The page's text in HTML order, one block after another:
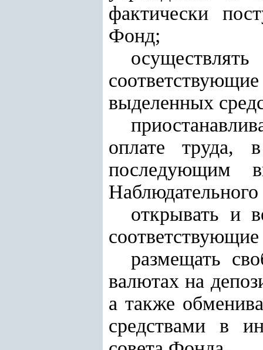
фактически
Фонд;
выделенных
оплате труда,
последующим
открывать и
размещать
валютах на
а также
средствами в